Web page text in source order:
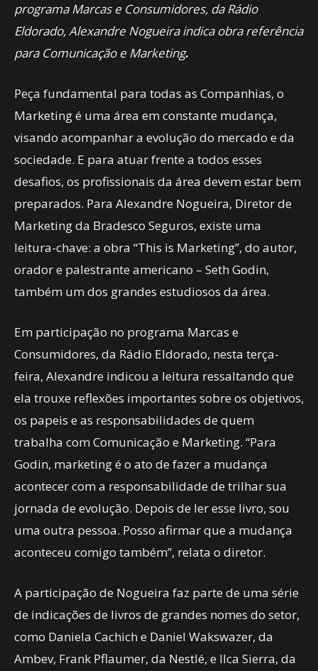
programa Marcas e Consumidores, da Rádio
Eldorado, Alexandre Nogueira indica obra referência
para Comunicação e Marketing.
Peça fundamental para todas as Companhias, o
Marketing é uma área em constante mudança,
visando acompanhar a evolução do mercado e da
sociedade. E para atuar frente a todos esses
desafios, os profissionais da área devem estar bem
preparados. Para Alexandre Nogueira, Diretor de
Marketing da Bradesco Seguros, existe uma
leitura-chave: a obra “This is Marketing”, do autor,
orador e palestrante americano – Seth Godin,
também um dos grandes estudiosos da área.
Em participação no programa Marcas e
Consumidores, da Rádio Eldorado, nesta terça-
feira, Alexandre indicou a leitura ressaltando que
ela trouxe reflexões importantes sobre os objetivos,
os papeis e as responsabilidades de quem
trabalha com Comunicação e Marketing. “Para
Godin, marketing é o ato de fazer a mudança
acontecer com a responsabilidade de trilhar sua
jornada de evolução. Depois de ler esse livro, sou
uma outra pessoa. Posso afirmar que a mudança
aconteceu comigo também”, relata o diretor.
A participação de Nogueira faz parte de uma série
de indicações de livros de grandes nomes do setor,
como Daniela Cachich e Daniel Wakswazer, da
Ambev, Frank Pflaumer, da Nestlé, e Ilca Sierra, da